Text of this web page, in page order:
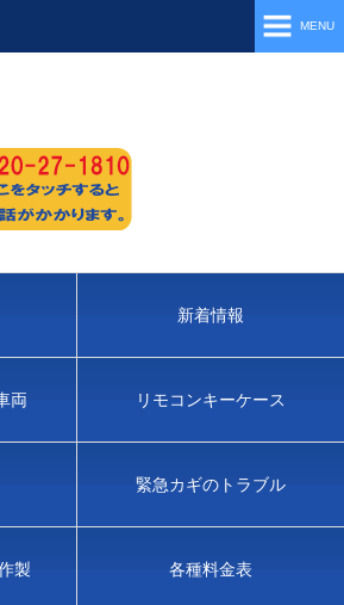
MENU
表記
新着情報
両 リモコンキーケース
緊急カギのトラブル
製 各種料金表